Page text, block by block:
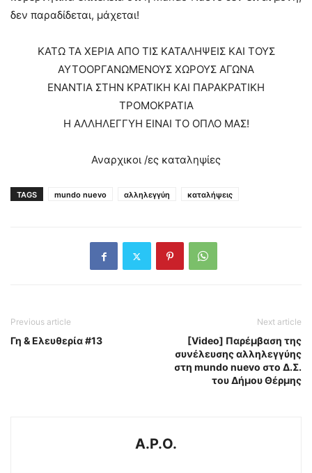
δεν παραδίδεται, μάχεται!
ΚΑΤΩ ΤΑ ΧΕΡΙΑ ΑΠΟ ΤΙΣ ΚΑΤΑΛΗΨΕΙΣ ΚΑΙ ΤΟΥΣ
ΑΥΤΟΟΡΓΑΝΩΜΕΝΟΥΣ ΧΩΡΟΥΣ ΑΓΩΝΑ
ΕΝΑΝΤΙΑ ΣΤΗΝ ΚΡΑΤΙΚΗ ΚΑΙ ΠΑΡΑΚΡΑΤΙΚΗ
ΤΡΟΜΟΚΡΑΤΙΑ
Η ΑΛΛΗΛΕΓΓΥΗ ΕΙΝΑΙ ΤΟ ΟΠΛΟ ΜΑΣ!
Αναρχικοι /ες καταληψίες
TAGS mundo nuevo αλληλεγγύη καταλήψεις
Previous article
Γη & Ελευθερία #13
Next article
[Video] Παρέμβαση της
συνέλευσης αλληλεγγύης
στη mundo nuevo στο Δ.Σ.
του Δήμου Θέρμης
A.P.O.